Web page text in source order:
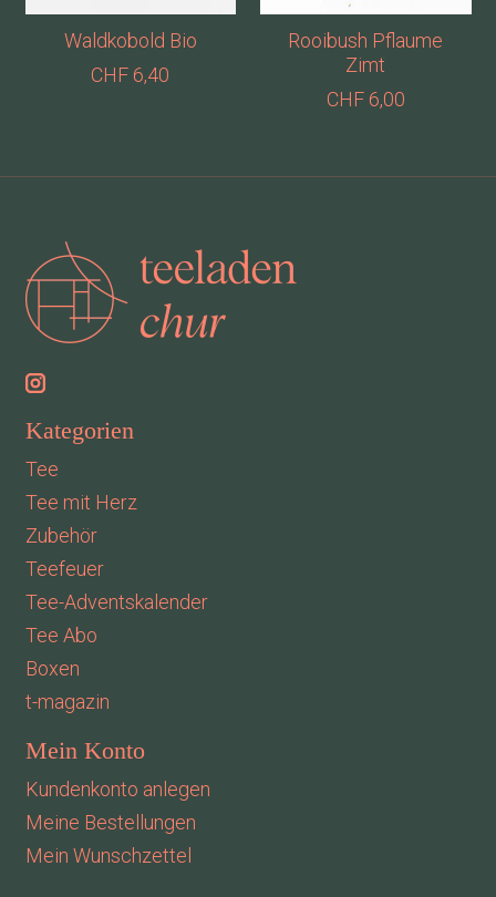
Waldkobold Bio
CHF 6,40
Rooibush Pflaume
Zimt
CHF 6,00
Kategorien
Tee
Tee mit Herz
Zubehör
Teefeuer
Tee-Adventskalender
Tee Abo
Boxen
t-magazin
Mein Konto
Kundenkonto anlegen
Meine Bestellungen
Mein Wunschzettel